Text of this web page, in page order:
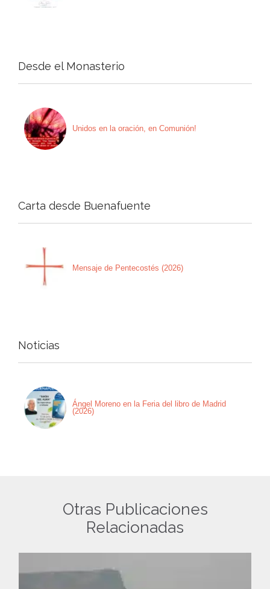
Desde el Monasterio
Unidos en la oración, en Comunión!
Carta desde Buenafuente
Mensaje de Pentecostés (2026)
Noticias
Ángel Moreno en la Feria del libro de Madrid
(2026)
Otras Publicaciones
Relacionadas